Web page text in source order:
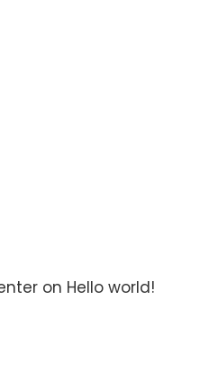
on Hello world!